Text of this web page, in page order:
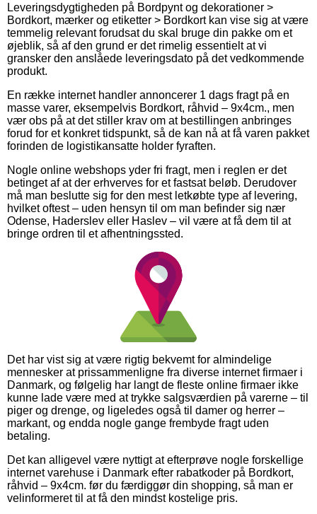
Leveringsdygtigheden på Bordpynt og dekorationer >
Bordkort, mærker og etiketter > Bordkort kan vise sig at være
temmelig relevant forudsat du skal bruge din pakke om et
øjeblik, så af den grund er det rimelig essentielt at vi
gransker den anslåede leveringsdato på det vedkommende
produkt.
En række internet handler annoncerer 1 dags fragt på en
masse varer, eksempelvis Bordkort, råhvid – 9x4cm., men
vær obs på at det stiller krav om at bestillingen anbringes
forud for et konkret tidspunkt, så de kan nå at få varen pakket
forinden de logistikansatte holder fyraften.
Nogle online webshops yder fri fragt, men i reglen er det
betinget af at der erhverves for et fastsat beløb. Derudover
må man beslutte sig for den mest letkøbte type af levering,
hvilket oftest – uden hensyn til om man befinder sig nær
Odense, Haderslev eller Haslev – vil være at få dem til at
bringe ordren til et afhentningssted.
Det har vist sig at være rigtig bekvemt for almindelige
mennesker at prissammenligne fra diverse internet firmaer i
Danmark, og følgelig har langt de fleste online firmaer ikke
kunne lade være med at trykke salgsværdien på varerne – til
piger og drenge, og ligeledes også til damer og herrer –
markant, og endda nogle gange frembyde fragt uden
betaling.
Det kan alligevel være nyttigt at efterprøve nogle forskellige
internet varehuse i Danmark efter rabatkoder på Bordkort,
råhvid – 9x4cm. før du færdiggør din shopping, så man er
velinformeret til at få den mindst kostelige pris.